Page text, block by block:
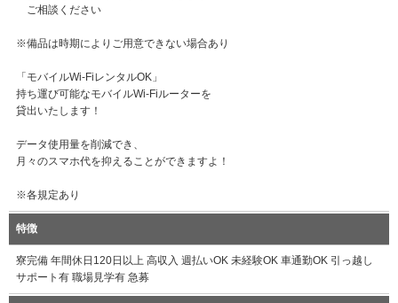
ご相談ください
※備品は時期によりご用意できない場合あり
「モバイルWi-FiレンタルOK」
持ち運び可能なモバイルWi-Fiルーターを
貸出いたします！
データ使用量を削減でき、
月々のスマホ代を抑えることができますよ！
※各規定あり
特徴
寮完備 年間休日120日以上 高収入 週払いOK 未経験OK 車通勤OK 引っ越し
サポート有 職場見学有 急募